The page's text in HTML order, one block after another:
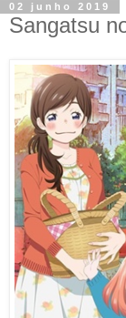
02 junho 2019
Sangatsu